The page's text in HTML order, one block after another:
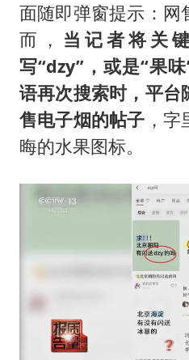
面随即弹窗提示：网
而， 当记者将关
写“dzy”，或是“果
语再次搜索时，平台
售电子烟的帖子 ，
晦的水果图标。